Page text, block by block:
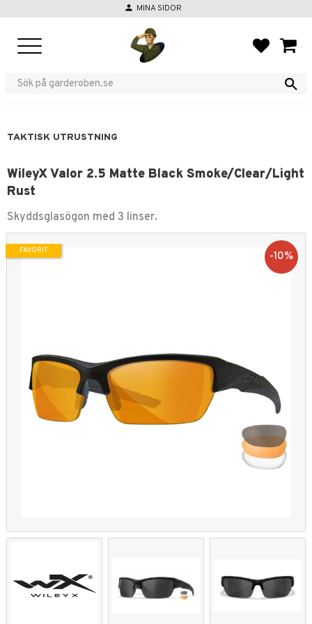
person MINA SIDOR
TAKTISK UTRUSTNING
WileyX Valor 2.5 Matte Black Smoke/Clear/Light
Rust
Skyddsglasögon med 3 linser.
10%
FAVORIT